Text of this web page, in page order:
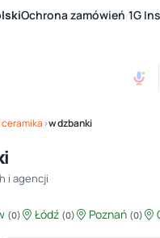
Ochrona zamówień 1G
›w dzbanki
i agencji
(0) Łódź (0) Poznań (0)